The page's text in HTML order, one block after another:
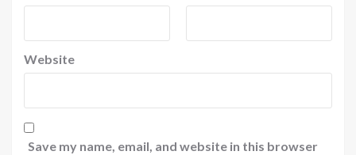
Website
Save my name, email, and website in this browser